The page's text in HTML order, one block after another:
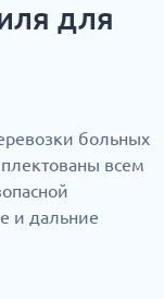
для
больных
всем
и дальние